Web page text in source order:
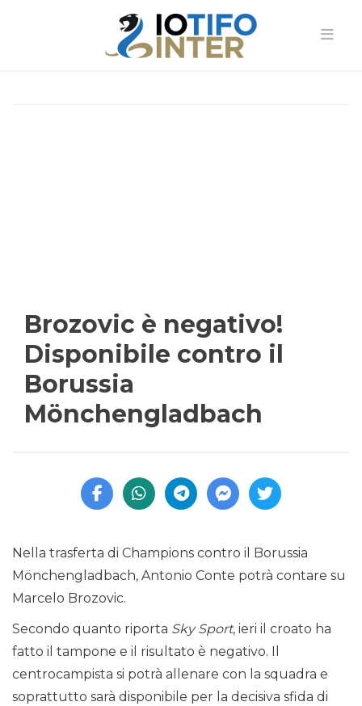
Brozovic è negativo!
Disponibile contro il
Borussia
Mönchengladbach
Nella trasferta di Champions contro il Borussia
Mönchengladbach, Antonio Conte potrà contare su
Marcelo Brozovic.
Secondo quanto riporta Sky Sport, ieri il croato ha
fatto il tampone e il risultato è negativo. Il
centrocampista si potrà allenare con la squadra e
soprattutto sarà disponibile per la decisiva sfida di